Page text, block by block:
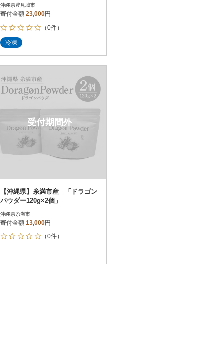
沖縄県豊見城市
寄付金額 23,000円
（0件）
冷凍
受付期間外
【沖縄県】糸満市産 「ドラゴン
パウダー120g×2個」
沖縄県糸満市
寄付金額 13,000円
（0件）